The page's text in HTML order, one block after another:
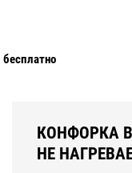
бесплатно
КОНФОРКА
НЕ